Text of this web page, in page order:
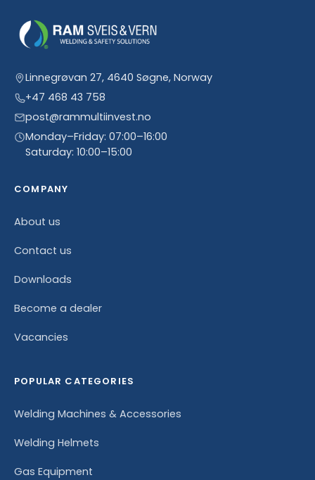
Linnegrøvan 27, 4640 Søgne, Norway
+47 468 43 758
post@rammultiinvest.no
Monday–Friday: 07:00–16:00
Saturday: 10:00–15:00
COMPANY
About us
Contact us
Downloads
Become a dealer
Vacancies
POPULAR CATEGORIES
Welding Machines & Accessories
Welding Helmets
Gas Equipment